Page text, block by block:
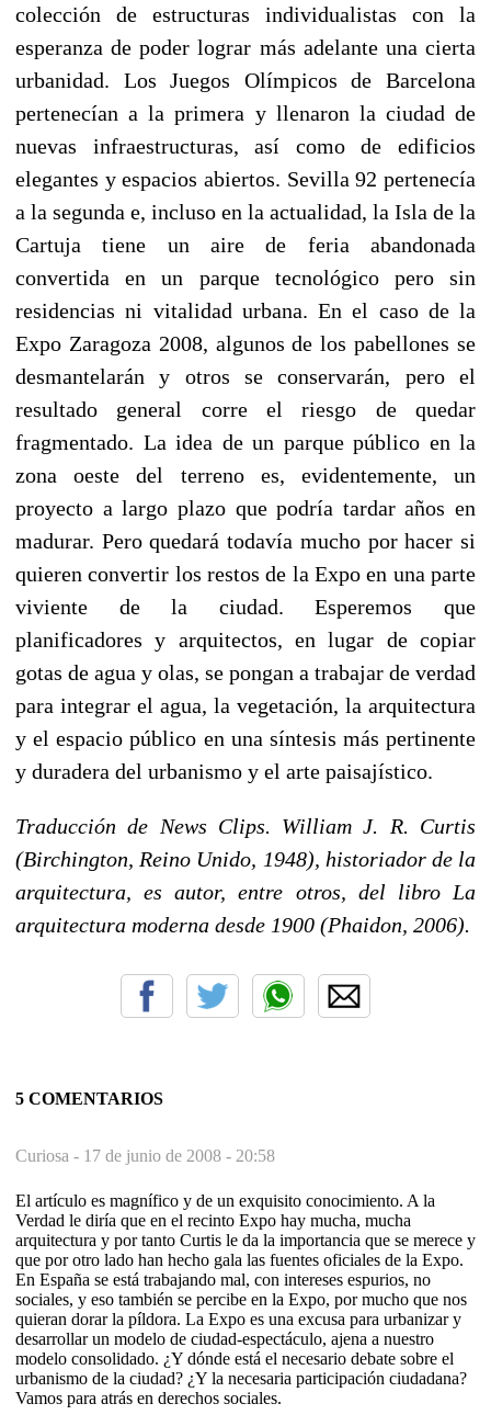
colección de estructuras individualistas con la
esperanza de poder lograr más adelante una cierta
urbanidad. Los Juegos Olímpicos de Barcelona
pertenecían a la primera y llenaron la ciudad de
nuevas infraestructuras, así como de edificios
elegantes y espacios abiertos. Sevilla 92 pertenecía
a la segunda e, incluso en la actualidad, la Isla de la
Cartuja tiene un aire de feria abandonada
convertida en un parque tecnológico pero sin
residencias ni vitalidad urbana. En el caso de la
Expo Zaragoza 2008, algunos de los pabellones se
desmantelarán y otros se conservarán, pero el
resultado general corre el riesgo de quedar
fragmentado. La idea de un parque público en la
zona oeste del terreno es, evidentemente, un
proyecto a largo plazo que podría tardar años en
madurar. Pero quedará todavía mucho por hacer si
quieren convertir los restos de la Expo en una parte
viviente de la ciudad. Esperemos que
planificadores y arquitectos, en lugar de copiar
gotas de agua y olas, se pongan a trabajar de verdad
para integrar el agua, la vegetación, la arquitectura
y el espacio público en una síntesis más pertinente
y duradera del urbanismo y el arte paisajístico.
Traducción de News Clips. William J. R. Curtis
(Birchington, Reino Unido, 1948), historiador de la
arquitectura, es autor, entre otros, del libro La
arquitectura moderna desde 1900 (Phaidon, 2006).
5 COMENTARIOS
Curiosa - 17 de junio de 2008 - 20:58
El artículo es magnífico y de un exquisito conocimiento. A la
Verdad le diría que en el recinto Expo hay mucha, mucha
arquitectura y por tanto Curtis le da la importancia que se merece y
que por otro lado han hecho gala las fuentes oficiales de la Expo.
En España se está trabajando mal, con intereses espurios, no
sociales, y eso también se percibe en la Expo, por mucho que nos
quieran dorar la píldora. La Expo es una excusa para urbanizar y
desarrollar un modelo de ciudad-espectáculo, ajena a nuestro
modelo consolidado. ¿Y dónde está el necesario debate sobre el
urbanismo de la ciudad? ¿Y la necesaria participación ciudadana?
Vamos para atrás en derechos sociales.